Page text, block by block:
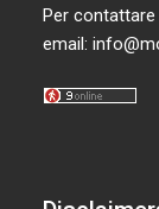
Per
email: